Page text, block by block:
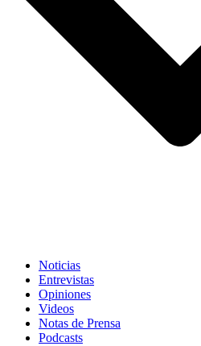
Noticias
Entrevistas
Opiniones
Videos
Notas de Prensa
Podcasts